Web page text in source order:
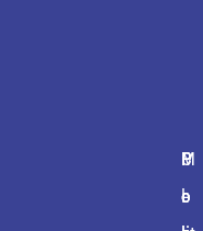
M
e
C
o
P
o
P
o
P
l